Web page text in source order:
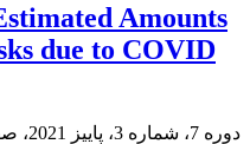
Amounts
due to COVID
دوره 7، شماره 3، پاییز 2021، صفحه